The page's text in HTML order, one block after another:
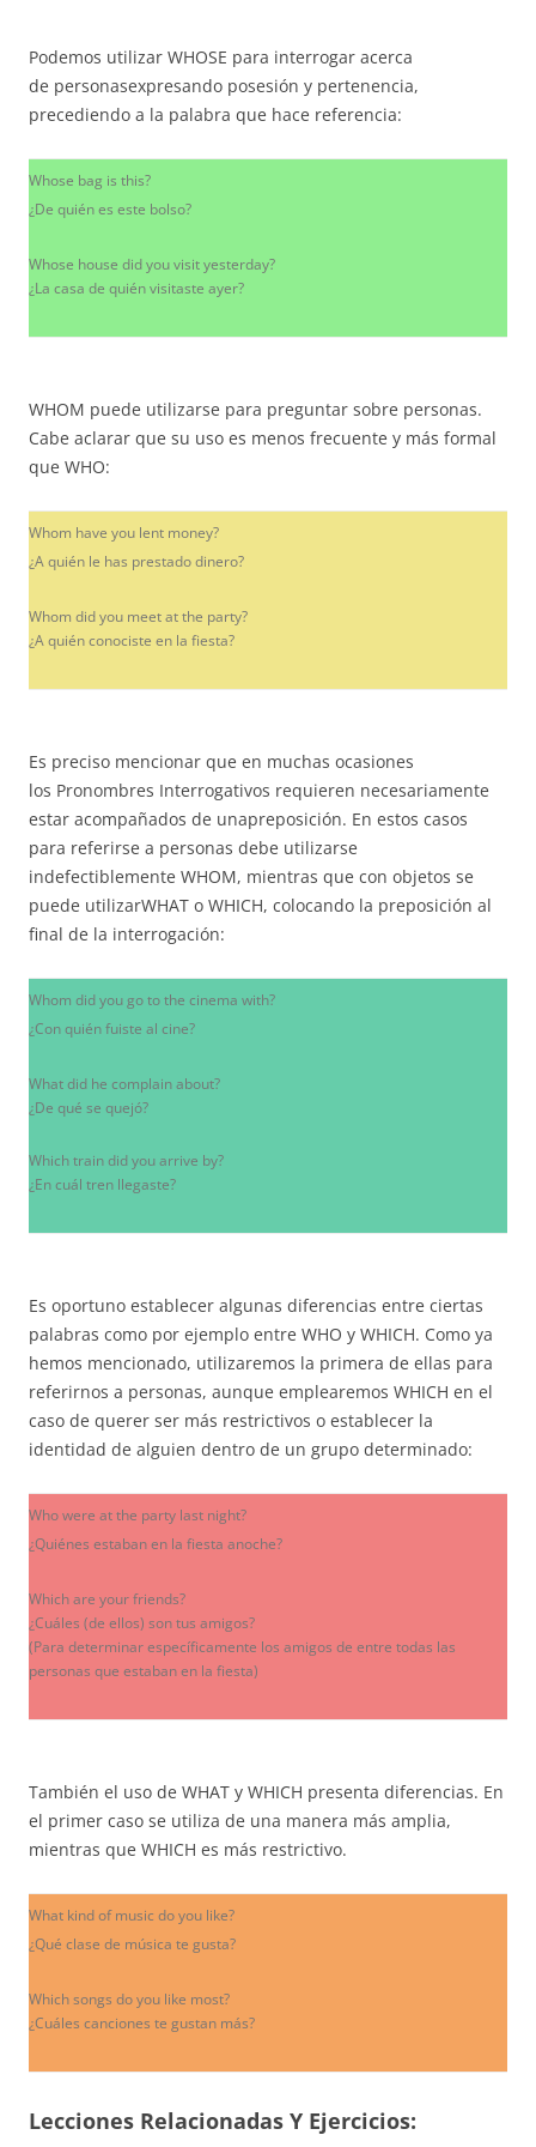
Podemos utilizar WHOSE para interrogar acerca
de personasexpresando posesión y pertenencia,
precediendo a la palabra que hace referencia:
Whose bag is this?
¿De quién es este bolso?
Whose house did you visit yesterday?
¿La casa de quién visitaste ayer?
WHOM puede utilizarse para preguntar sobre personas.
Cabe aclarar que su uso es menos frecuente y más formal
que WHO:
Whom have you lent money?
¿A quién le has prestado dinero?
Whom did you meet at the party?
¿A quién conociste en la fiesta?
Es preciso mencionar que en muchas ocasiones
los Pronombres Interrogativos requieren necesariamente
estar acompañados de unapreposición. En estos casos
para referirse a personas debe utilizarse
indefectiblemente WHOM, mientras que con objetos se
puede utilizarWHAT o WHICH, colocando la preposición al
final de la interrogación:
Whom did you go to the cinema with?
¿Con quién fuiste al cine?
What did he complain about?
¿De qué se quejó?
Which train did you arrive by?
¿En cuál tren llegaste?
Es oportuno establecer algunas diferencias entre ciertas
palabras como por ejemplo entre WHO y WHICH. Como ya
hemos mencionado, utilizaremos la primera de ellas para
referirnos a personas, aunque emplearemos WHICH en el
caso de querer ser más restrictivos o establecer la
identidad de alguien dentro de un grupo determinado:
Who were at the party last night?
¿Quiénes estaban en la fiesta anoche?
Which are your friends?
¿Cuáles (de ellos) son tus amigos?
(Para determinar específicamente los amigos de entre todas las
personas que estaban en la fiesta)
También el uso de WHAT y WHICH presenta diferencias. En
el primer caso se utiliza de una manera más amplia,
mientras que WHICH es más restrictivo.
What kind of music do you like?
¿Qué clase de música te gusta?
Which songs do you like most?
¿Cuáles canciones te gustan más?
Lecciones Relacionadas Y Ejercicios: